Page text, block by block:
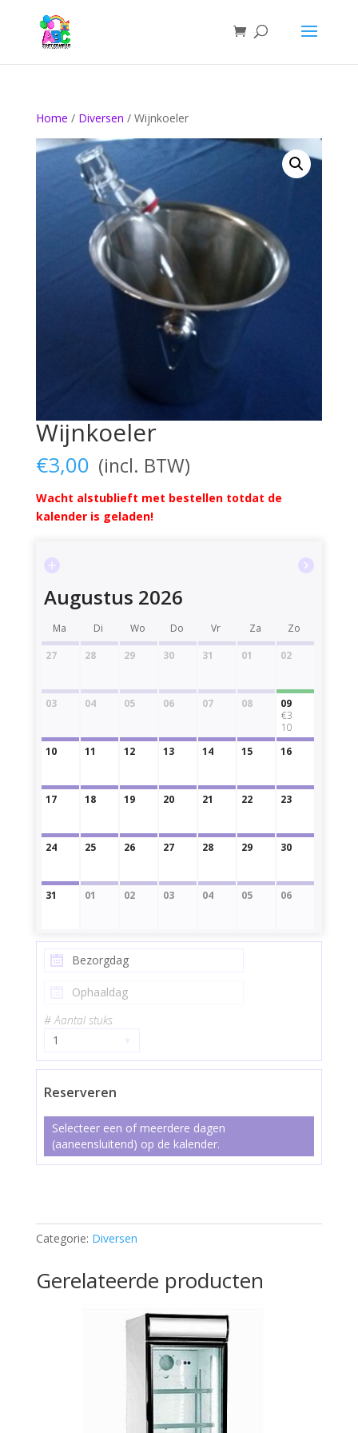
Home / Diversen / Wijnkoeler
Wijnkoeler
€3,00
Wacht alstublieft met bestellen totdat de
kalender is geladen!
Augustus 2026
Ma Di Wo Do Vr Za
Zo
27
28 29 30 31 01 02
03 04 05 06 07 08
09
€3
10
10
11 12 13 14 15 16
17 18 19 20 21 22 23
24 25 26 27 28 29 30
31 01 02 03 04 05 06
# Aantal stuks
1
Reserveren
Selecteer een of meerdere dagen
(aaneensluitend) op de kalender.
Categorie: Diversen
Gerelateerde producten